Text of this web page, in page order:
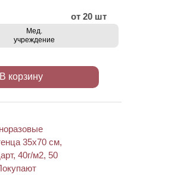
от 20 шт
Мед.
учреждение
В корзину